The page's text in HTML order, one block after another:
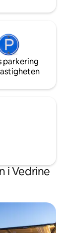
parkering
i Vedrine